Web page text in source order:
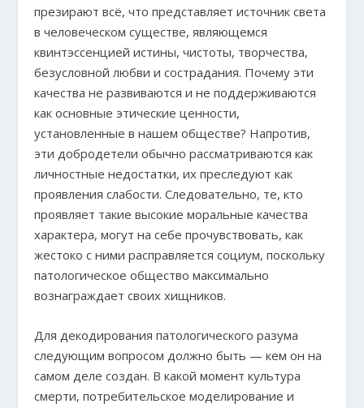
презирают всё, что представляет источник света
в человеческом существе, являющемся
квинтэссенцией истины, чистоты, творчества,
безусловной любви и сострадания. Почему эти
качества не развиваются и не поддерживаются
как основные этические ценности,
установленные в нашем обществе? Напротив,
эти добродетели обычно рассматриваются как
личностные недостатки, их преследуют как
проявления слабости. Следовательно, те, кто
проявляет такие высокие моральные качества
характера, могут на себе прочувствовать, как
жестоко с ними расправляется социум, поскольку
патологическое общество максимально
вознаграждает своих хищников.
Для декодирования патологического разума
следующим вопросом должно быть — кем он на
самом деле создан. В какой момент культура
смерти, потребительское моделирование и